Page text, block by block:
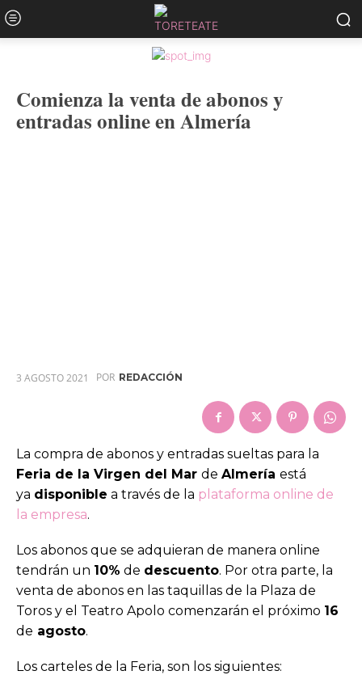
Comienza la venta de abonos y
entradas online en Almería
3 AGOSTO 2021 POR REDACCIÓN
La compra de abonos y entradas sueltas para la
Feria de la Virgen del Mar de Almería está
ya disponible a través de la plataforma online de
la empresa.
Los abonos que se adquieran de manera online
tendrán un 10% de descuento. Por otra parte, la
venta de abonos en las taquillas de la Plaza de
Toros y el Teatro Apolo comenzarán el próximo 16
de agosto.
Los carteles de la Feria, son los siguientes: